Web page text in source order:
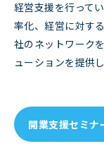
経営支援を行って
率化、経営に対す
社のネットワーク
ューションを提供し
開業支援セミナ